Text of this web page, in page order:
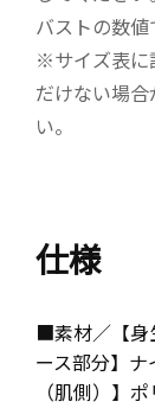
バストの数値
※サイズ表に
だけない場
い。
仕様
■素材／【身
ース部分】
（肌側）】